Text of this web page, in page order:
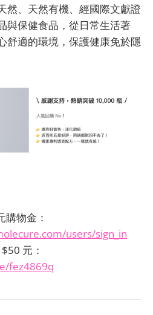
然、天然有機、經國際文獻證
與保健食品，從日常生活著
舒適的環境，保護健康免於隱
物金：
users/sign_in
元：
fez4869q